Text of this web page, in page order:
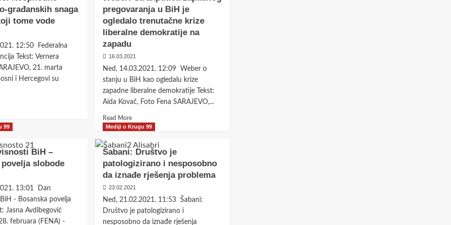
–
Očuvati
dostojanstvo
6.
aprila,
Dana
Sarajeva
građanskih snaga
tome vode
12:50 Federalna
Tekst: Vernera
21. marta
i Hercegovi su
pregovaranja u BiH je
ogledalo trenutačne krize
liberalne demokratije na
zapadu
16.03.2021
Ned, 14.03.2021. 12:09 Weber o
stanju u BiH kao ogledalu krize
zapadne liberalne demokratije Tekst:
Aida Kovač, Foto Fena SARAJEVO,...
Read MoreRead
more
Weber:
Stranputica
zapadnog
pregovaranja
je
ogledalo
trenutačne
99
BiH –
slobode
13:01 Dan
- Bosanska povelja
Jasna Avdibegović
februara (FENA) -
Mediji o Krugu 99
Šabani: Društvo je
patologizirano i nesposobno
da iznađe rješenja problema
23.02.2021
Ned, 21.02.2021. 11:53 Šabani:
Društvo je patologizirano i
nesposobno da iznađe rješenja